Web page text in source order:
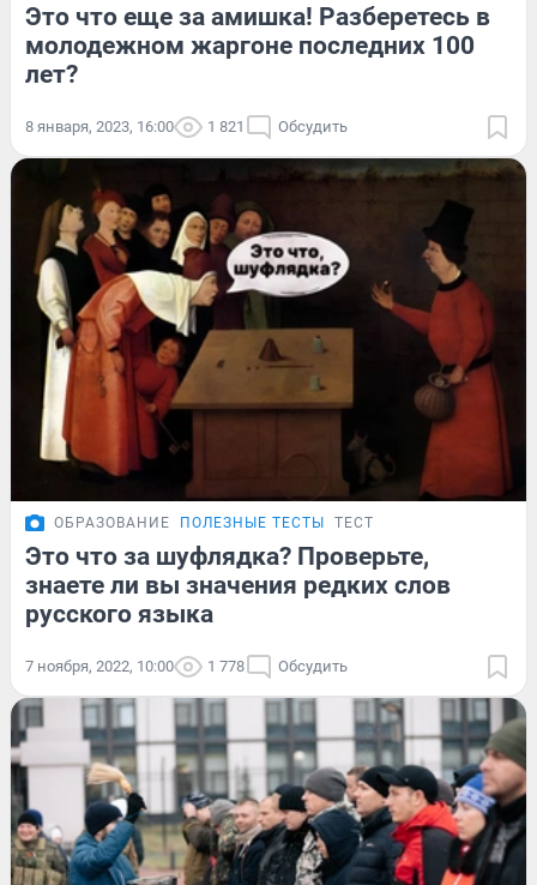
Это что еще за амишка! Разберетесь в
молодежном жаргоне последних 100
лет?
8 января, 2023, 16:00 1 821 Обсудить
ОБРАЗОВАНИЕ ПОЛЕЗНЫЕ ТЕСТЫ ТЕСТ
Это что за шуфлядка? Проверьте,
знаете ли вы значения редких слов
русского языка
7 ноября, 2022, 10:00 1 778 Обсудить